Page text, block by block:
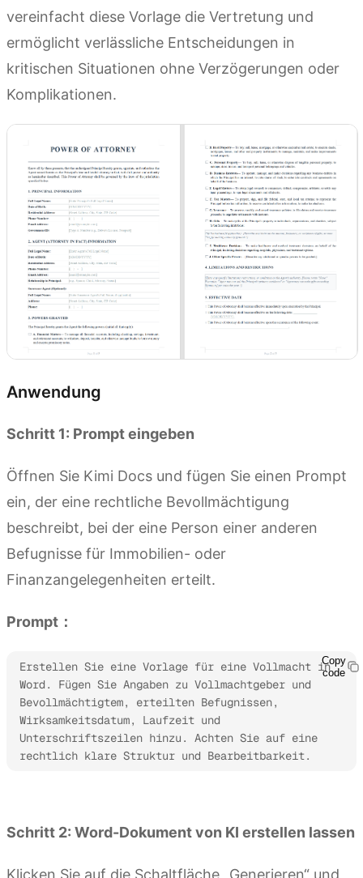
vereinfacht diese Vorlage die Vertretung und
ermöglicht verlässliche Entscheidungen in
kritischen Situationen ohne Verzögerungen oder
Komplikationen.
Anwendung
Schritt 1: Prompt eingeben
Öffnen Sie Kimi Docs und fügen Sie einen Prompt
ein, der eine rechtliche Bevollmächtigung
beschreibt, bei der eine Person einer anderen
Befugnisse für Immobilien- oder
Finanzangelegenheiten erteilt.
Prompt：
Erstellen Sie eine Vorlage für eine Vollmacht in
Word. Fügen Sie Angaben zu Vollmachtgeber und
Bevollmächtigtem, erteilten Befugnissen,
Wirksamkeitsdatum, Laufzeit und
Unterschriftszeilen hinzu. Achten Sie auf eine
rechtlich klare Struktur und Bearbeitbarkeit.
Copy
code
Schritt 2: Word-Dokument von KI erstellen lassen
Klicken Sie auf die Schaltfläche „Generieren“ und